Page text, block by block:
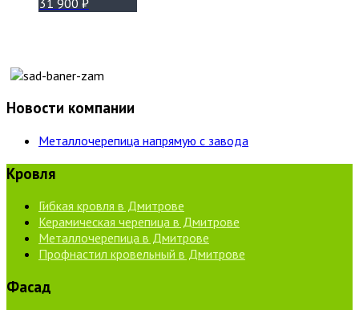
Новости компании
Металлочерепица напрямую с завода
Кровля
Гибкая кровля в Дмитрове
Керамическая черепица в Дмитрове
Металлочерепица в Дмитрове
Профнастил кровельный в Дмитрове
Фасад